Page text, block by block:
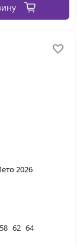
2026
58 62 64